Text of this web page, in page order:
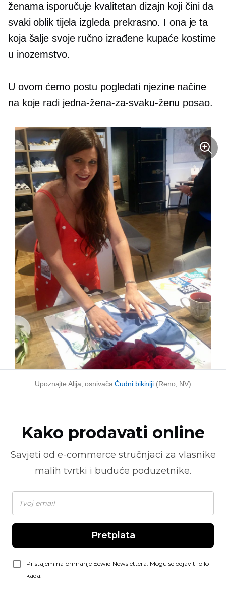
ženama isporučuje kvalitetan dizajn koji čini da
svaki oblik tijela izgleda prekrasno. I ona je ta
koja šalje svoje ručno izrađene kupaće kostime
u inozemstvo.
U ovom ćemo postu pogledati njezine načine
na koje radi jedna-žena-za-svaku-ženu posao.
Upoznajte Alija, osnivačaČudni bikiniji (Reno, NV)
Kako prodavati online
Savjeti od e-commerce stručnjaci za vlasnike
malih tvrtki i buduće poduzetnike.
Pretplata
Pristajem na primanje Ecwid Newslettera. Mogu se odjaviti bilo
kada.